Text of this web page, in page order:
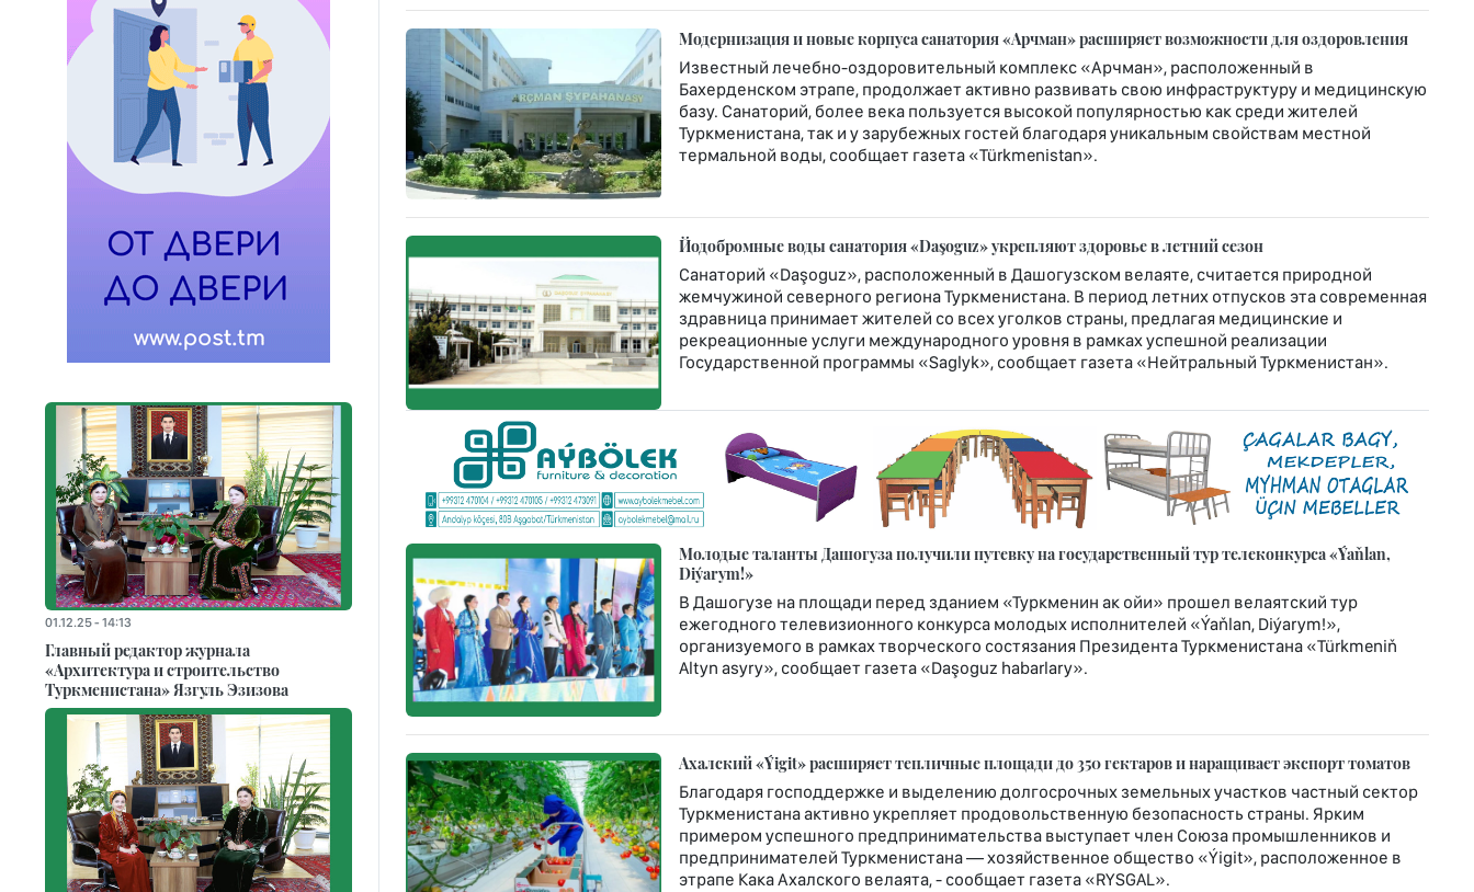
Модернизация и новые корпуса санатория «Арчман» расширяет возможности для оздоровления
Известный лечебно-оздоровительный комплекс «Арчман», расположенный в
Бахерденском этрапе, продолжает активно развивать свою инфраструктуру и медицинскую
базу. Санаторий, более века пользуется высокой популярностью как среди жителей
Туркменистана, так и у зарубежных гостей благодаря уникальным свойствам местной
термальной воды, сообщает газета «Türkmenistan».
Йодобромные воды санатория «Daşoguz» укрепляют здоровье в летний сезон
Санаторий «Daşoguz», расположенный в Дашогузском велаяте, считается природной
жемчужиной северного региона Туркменистана. В период летних отпусков эта современная
здравница принимает жителей со всех уголков страны, предлагая медицинские и
рекреационные услуги международного уровня в рамках успешной реализации
Государственной программы «Saglyk», сообщает газета «Нейтральный Туркменистан».
Молодые таланты Дашогуза получили путевку на государственный тур телеконкурса «Ýaňlan,
Diýarym!»
В Дашогузе на площади перед зданием «Туркменин ак ойи» прошел велаятский тур
ежегодного телевизионного конкурса молодых исполнителей «Ýaňlan, Diýarym!»,
организуемого в рамках творческого состязания Президента Туркменистана «Türkmeniň
Altyn asyry», сообщает газета «Daşoguz habarlary».
Ахалский «Ýigit» расширяет тепличные площади до 350 гектаров и наращивает экспорт томатов
Благодаря господдержке и выделению долгосрочных земельных участков частный сектор
Туркменистана активно укрепляет продовольственную безопасность страны. Ярким
примером успешного предпринимательства выступает член Союза промышленников и
предпринимателей Туркменистана — хозяйственное общество «Ýigit», расположенное в
этрапе Кака Ахалского велаята, - сообщает газета «RYSGAL».
01.12.25 - 14:13
Главный редактор журнала
«Архитектура и строительство
Туркменистана» Язгуль Эзизова